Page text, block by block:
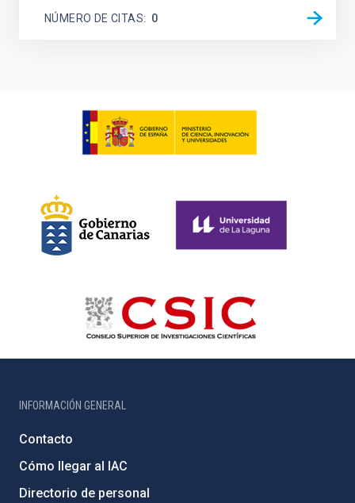
NÚMERO DE CITAS 0
INFORMACIÓN GENERAL
Contacto
Cómo llegar al IAC
Directorio de personal